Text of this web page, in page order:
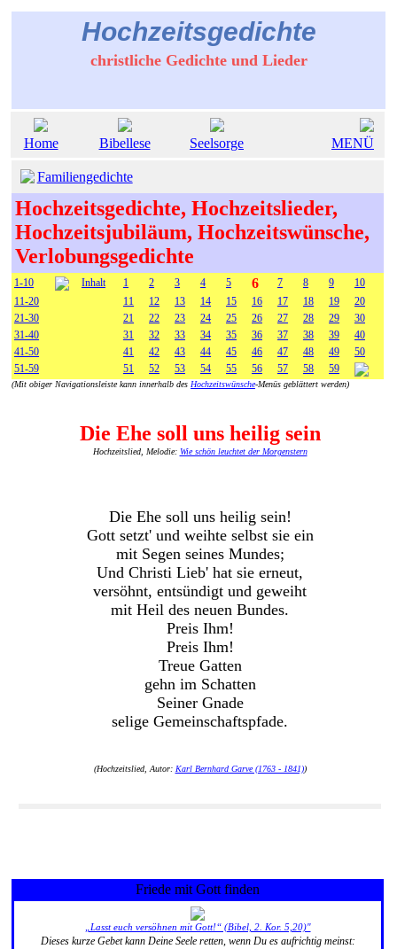
Hochzeitsgedichte
christliche Gedichte und Lieder
Home Bibellese Seelsorge MENÜ
Familiengedichte
Hochzeitsgedichte, Hochzeitslieder,
Hochzeitsjubiläum, Hochzeitswünsche,
Verlobungsgedichte
1-10 Inhalt 1 2 3 4 5 6 7 8 9
10
11-20
11 12 13 14 15 16 17 18 19
20
21-30
21 22 23 24 25 26 27 28 29
30
31-40
31 32 33 34 35 36 37 38 39
40
41-50
41 42 43 44 45 46 47 48 49
50
51-59
51 52 53 54 55 56 57 58 59
(Mit obiger Navigationsleiste kann innerhalb des Hochzeitswünsche-Menüs geblättert werden)
Die Ehe soll uns heilig sein
Hochzeitslied, Melodie: Wie schön leuchtet der Morgenstern
Die Ehe soll uns heilig sein!
Gott setzt' und weihte selbst sie ein
mit Segen seines Mundes;
Und Christi Lieb' hat sie erneut,
versöhnt, entsündigt und geweiht
mit Heil des neuen Bundes.
Preis Ihm!
Preis Ihm!
Treue Gatten
gehn im Schatten
Seiner Gnade
selige Gemeinschaftspfade.
(Hochzeitslied, Autor: Karl Bernhard Garve (1763 - 1841))
Friede mit Gott finden
„Lasst euch versöhnen mit Gott!“ (Bibel, 2. Kor. 5,20)"
Dieses kurze Gebet kann Deine Seele retten, wenn Du es aufrichtig meinst: